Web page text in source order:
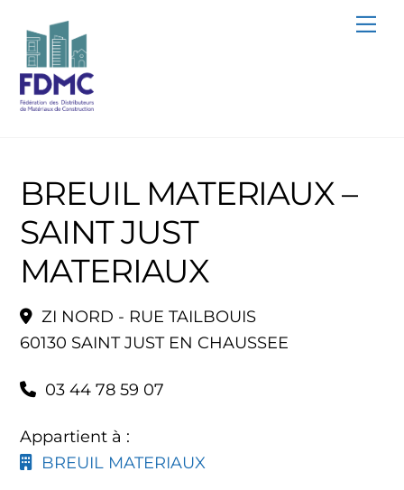
content
BREUIL MATERIAUX –
SAINT JUST
MATERIAUX
ZI NORD - RUE TAILBOUIS
60130 SAINT JUST EN CHAUSSEE
03 44 78 59 07
Appartient à :
BREUIL MATERIAUX